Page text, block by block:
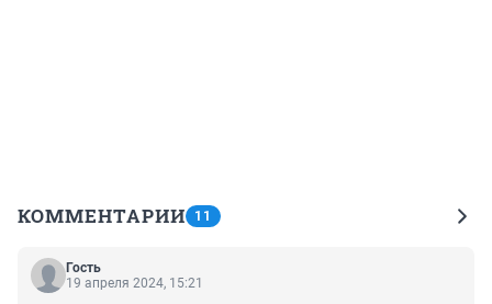
КОММЕНТАРИИ 11
Гость
19 апреля 2024, 15:21